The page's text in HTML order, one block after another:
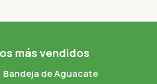
más vendidos
Bandeja de Aguacate